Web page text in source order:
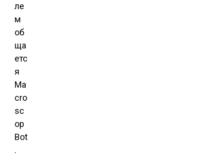
ле
м
об
ща
етс
я
Ma
cro
sc
op
Bot
.